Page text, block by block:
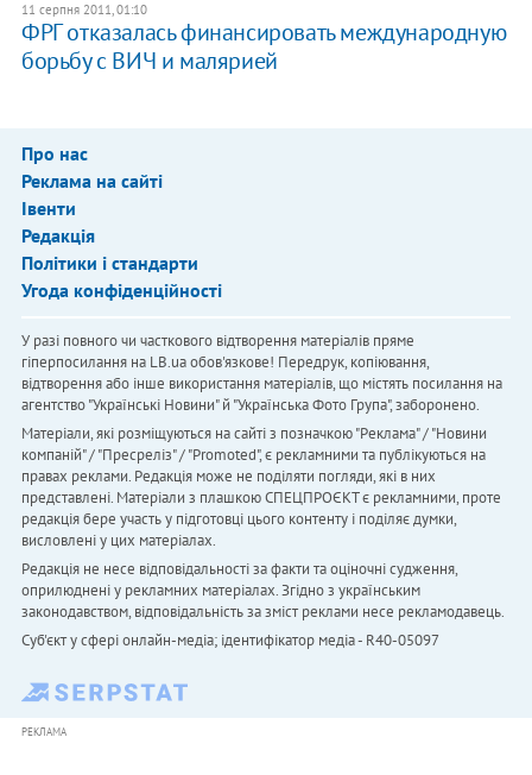
11 серпня 2011, 01:10
ФРГ отказалась финансировать международную
борьбу с ВИЧ и малярией
Про нас
Реклама на сайті
Івенти
Редакція
Політики і стандарти
Угода конфіденційності
У разі повного чи часткового відтворення матеріалів пряме
гіперпосилання на LB.ua обов'язкове! Передрук, копіювання,
відтворення або інше використання матеріалів, що містять посилання на
агентство "Українськi Новини" й "Українська Фото Група", заборонено.
Матеріали, які розміщуються на сайті з позначкою "Реклама" / "Новини
компаній" / "Пресреліз" / "Promoted", є рекламними та публікуються на
правах реклами. Редакція може не поділяти погляди, які в них
представлені. Матеріали з плашкою СПЕЦПРОЄКТ є рекламними, проте
редакція бере участь у підготовці цього контенту і поділяє думки,
висловлені у цих матеріалах.
Редакція не несе відповідальності за факти та оціночні судження,
оприлюднені у рекламних матеріалах. Згідно з українським
законодавством, відповідальність за зміст реклами несе рекламодавець.
Cуб'єкт у сфері онлайн-медіа; ідентифікатор медіа - R40-05097
РЕКЛАМА